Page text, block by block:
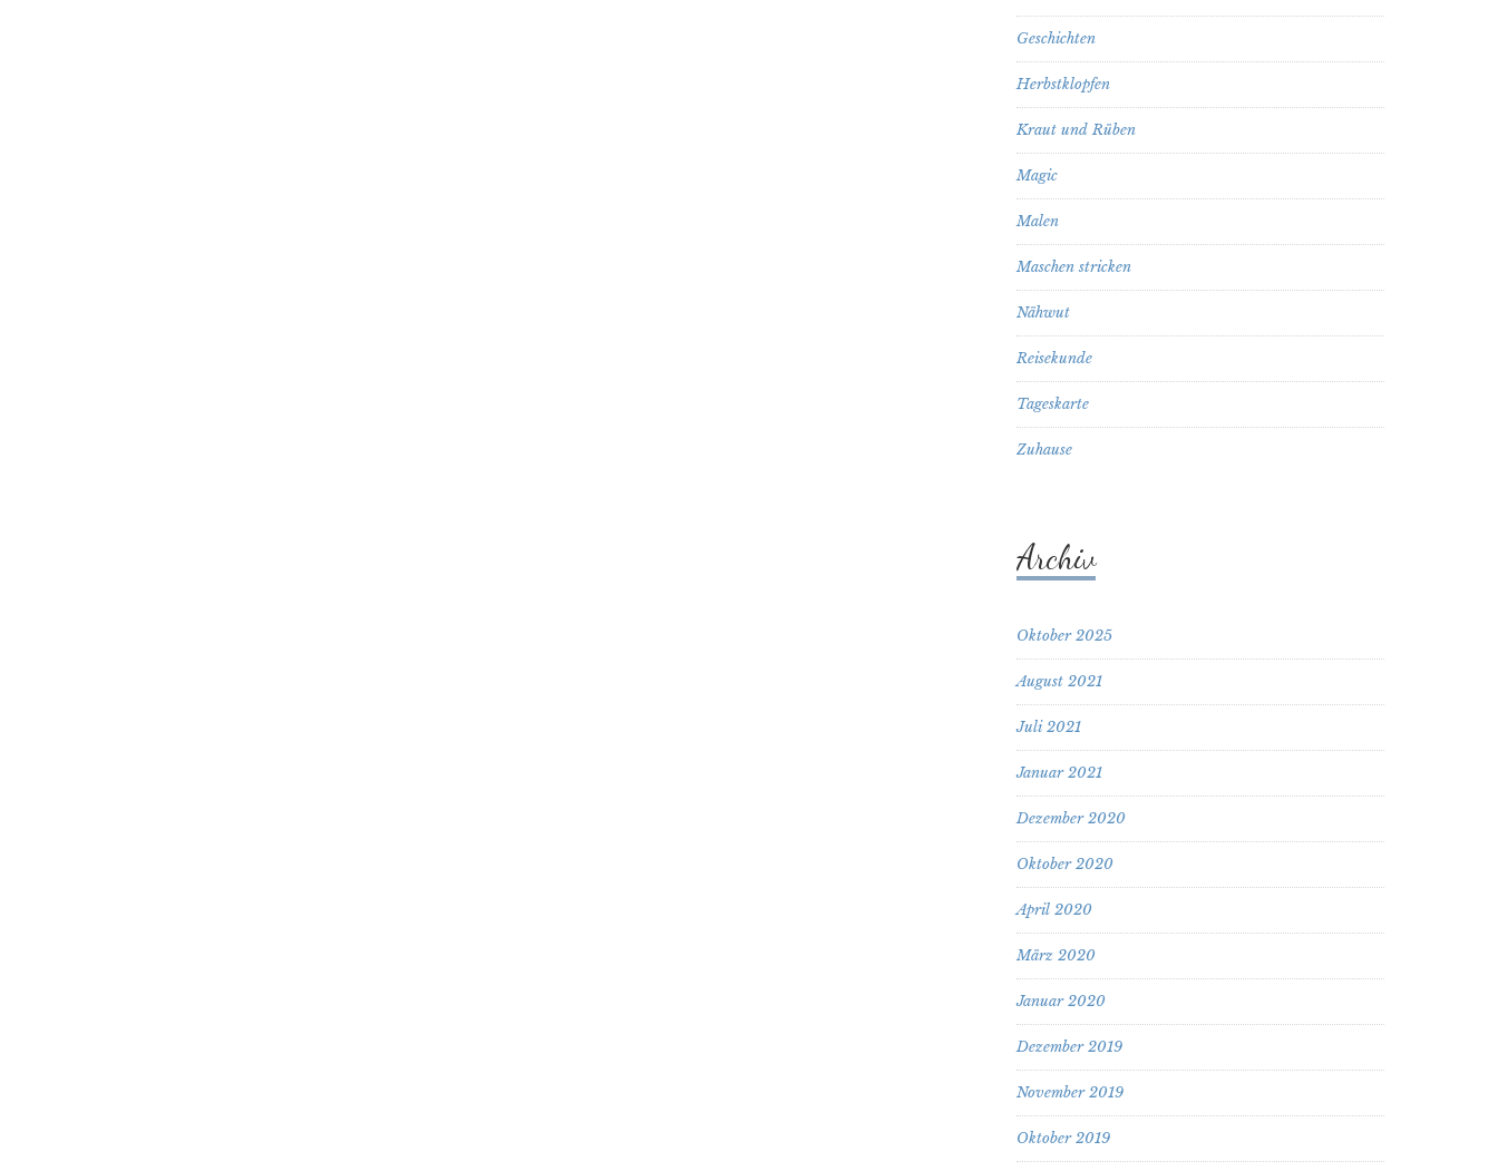
Geschichten
Herbstklopfen
Kraut und Rüben
Magic
Malen
Maschen stricken
Nähwut
Reisekunde
Tageskarte
Zuhause
Archiv
Oktober 2025
August 2021
Juli 2021
Januar 2021
Dezember 2020
Oktober 2020
April 2020
März 2020
Januar 2020
Dezember 2019
November 2019
Oktober 2019